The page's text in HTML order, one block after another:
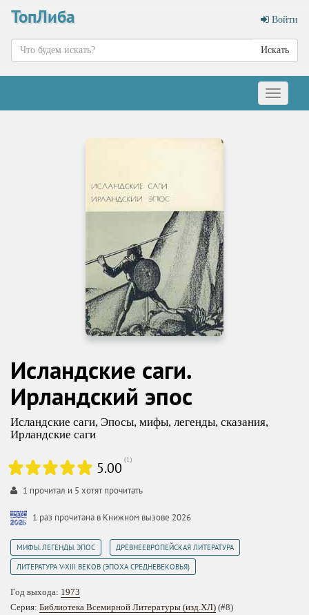
ТопЛиба Войти
Искать
Меню
Исландские саги.
Ирландский эпос
Исландские саги, Эпосы, мифы, легенды, сказания,
Ирландские саги
5.00 (1)
1 прочитал и 5 хотят прочитать
1 раз прочитана в Книжном вызове 2026
МИФЫ. ЛЕГЕНДЫ. ЭПОС ДРЕВНЕЕВРОПЕЙСКАЯ ЛИТЕРАТУРА
ЛИТЕРАТУРА V-XIII ВЕКОВ (ЭПОХА СРЕДНЕВЕКОВЬЯ)
Год выхода: 1973
Серия: Библиотека Всемирной Литературы (изд.ХЛ) (#8)